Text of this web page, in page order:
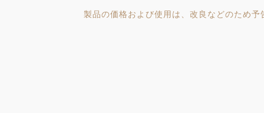
製品の価格および使用は、改良などのため